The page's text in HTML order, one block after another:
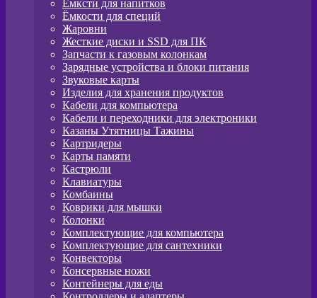
Ёмксти для напитков
Ёмкости для специй
Жаровни
Жесткие диски и SSD для ПК
Запчасти к газовым колонкам
Зарядные устройства и блоки питания
Звуковые карты
Изделия для хранения продуктов
Кабели для компьютера
Кабели и переходники для электроники
Казаны Утятницы Тажины
Картридеры
Карты памяти
Кастрюли
Клавиатуры
Комбаины
Коврики для мышки
Колонки
Комплектующие для компьютера
Комплектующие для сантехники
Конвекторы
Консервные ножи
Контейнеры для еды